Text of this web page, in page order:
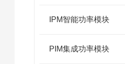
IPM智能功率模块
PIM集成功率模块